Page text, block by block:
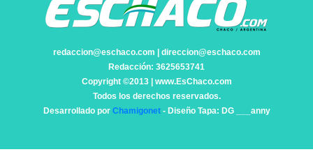
redaccion@eschaco.com | direccion@eschaco.com
Redacción: 3625653741
Copyright ©2013 | www.EsChaco.com
Todos los derechos reservados.
Desarrollado por Chamigonet- Diseño Tapa: DG ___anny